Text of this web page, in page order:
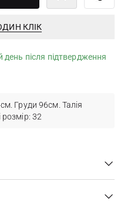
КЛІК
після підтвердження
Груди 96см. Талія
32